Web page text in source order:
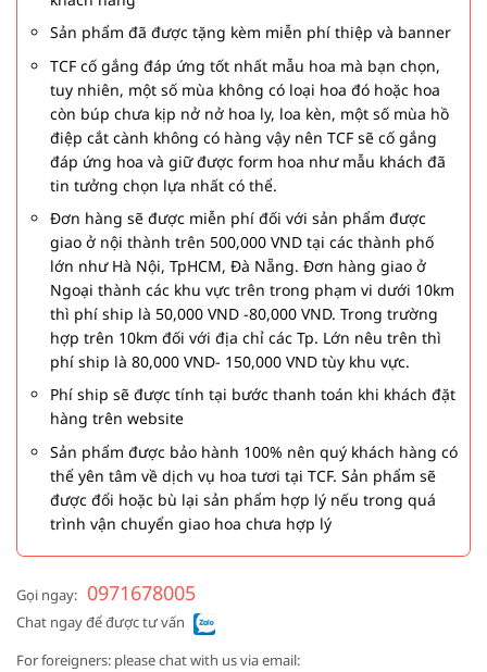
Sản phẩm đã được tặng kèm miễn phí thiệp và banner
TCF cố gắng đáp ứng tốt nhất mẫu hoa mà bạn chọn,
tuy nhiên, một số mùa không có loại hoa đó hoặc hoa
còn búp chưa kịp nở nở hoa ly, loa kèn, một số mùa hồ
điệp cắt cành không có hàng vậy nên TCF sẽ cố gắng
đáp ứng hoa và giữ được form hoa như mẫu khách đã
tin tưởng chọn lựa nhất có thể.
Đơn hàng sẽ được miễn phí đối với sản phẩm được
giao ở nội thành trên 500,000 VND tại các thành phố
lớn như Hà Nội, TpHCM, Đà Nẵng. Đơn hàng giao ở
Ngoại thành các khu vực trên trong phạm vi dưới 10km
thì phí ship là 50,000 VND -80,000 VND. Trong trường
hợp trên 10km đối với địa chỉ các Tp. Lớn nêu trên thì
phí ship là 80,000 VND- 150,000 VND tùy khu vực.
Phí ship sẽ được tính tại bước thanh toán khi khách đặt
hàng trên website
Sản phẩm được bảo hành 100% nên quý khách hàng có
thể yên tâm về dịch vụ hoa tươi tại TCF. Sản phẩm sẽ
được đổi hoặc bù lại sản phẩm hợp lý nếu trong quá
trình vận chuyển giao hoa chưa hợp lý
Gọi ngay: 0971678005
Chat ngay để được tư vấn
For foreigners: please chat with us via email: